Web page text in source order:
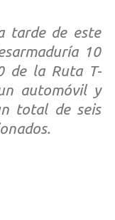
tarde de este
10
de la Ruta T-
automóvil y
total de seis